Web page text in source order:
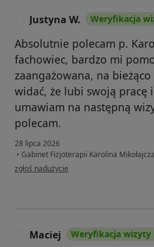
Justyna W. Weryfikacja
Absolutnie polecam p.
fachowiec, bardzo mi
zaangażowana, na
widać, że lubi swoją pracę
umawiam na następną
polecam.
28 lipca 2026
• Gabinet Fizjoterapii Karolina
w opinii użytkownika Justyna W.
zgłoś nadużycie
Maciej Weryfikacja wizyty